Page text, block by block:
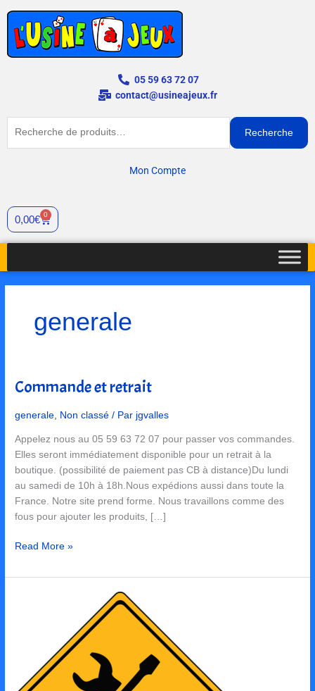
contenu
05 59 63 72 07
contact@usineajeux.fr
Recherche
Mon Compte
0,00€ 0
Panier
generale
Commande et retrait
generale, Non classé / Par jgvalles
Appelez nous au 05 59 63 72 07 pour passer vos commandes.
Elles seront immédiatement disponible pour un retrait à la
boutique. (possibilité de paiement pas CB à distance)Du lundi
au samedi de 10h à 18h.Nous expédions aussi dans toute la
France. Notre site prend forme. Nous travaillons comme des
fous pour ajouter les produits, […]
Commande
retrait
Read More »